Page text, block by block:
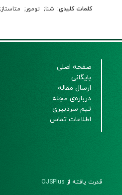
کلمات کلیدی: شنا تومور متاستاز
صفحه اصلی
بایگانی
ارسال مقاله
درباره‌ی مجله
تیم سردبیری
اطلاعات تماس
قدرت یافته از OJSPlus